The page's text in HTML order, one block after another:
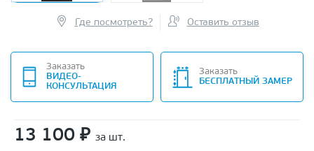
Где посмотреть? Оставить отзыв
Заказать
ВИДЕО-
КОНСУЛЬТАЦИЯ
Заказать
БЕСПЛАТНЫЙ ЗАМЕР
13 100 ₽ за шт.